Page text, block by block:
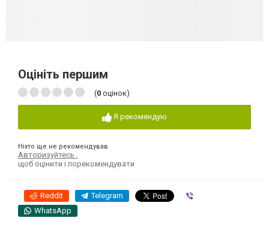
Оцініть першим
(0 оцінок)
Я рекомендую
Ніхто ще не рекомендував
Авторизуйтесь
щоб оцінити і порекомендувати
Reddit Telegram
WhatsApp